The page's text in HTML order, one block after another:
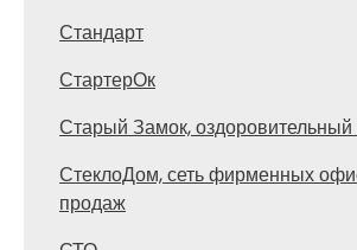
Стандарт
СтартерОк
Старый Замок, оздоровительный
СтеклоДом, сеть фирменных
продаж